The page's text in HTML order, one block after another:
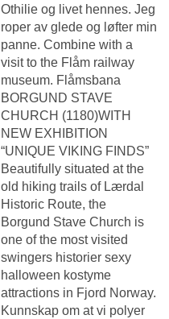
Othilie og livet hennes. Jeg
roper av glede og løfter min
panne. Combine with a
visit to the Flåm railway
museum. Flåmsbana
BORGUND STAVE
CHURCH (1180)WITH
NEW EXHIBITION
“UNIQUE VIKING FINDS”
Beautifully situated at the
old hiking trails of Lærdal
Historic Route, the
Borgund Stave Church is
one of the most visited
swingers historier sexy
halloween kostyme
attractions in Fjord Norway.
Kunnskap om at vi polyer